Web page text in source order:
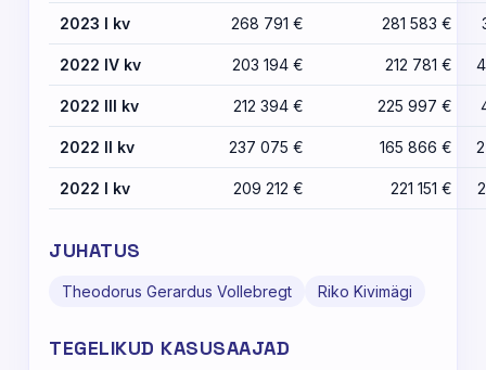
2023 I kv 268 791 € 281 583 €
2022 IV kv 203 194 € 212 781 €
2022 III kv 212 394 € 225 997 €
2022 II kv 237 075 € 165 866 €
2022 I kv 209 212 € 221 151 €
JUHATUS
Theodorus Gerardus Vollebregt Riko Kivimägi
TEGELIKUD KASUSAAJAD